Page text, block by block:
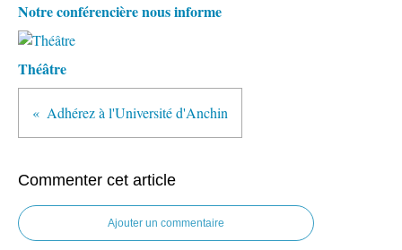
Notre conférencière nous informe
Théâtre
Adhérez à l'Université d'Anchin
Commenter cet article
Ajouter un commentaire